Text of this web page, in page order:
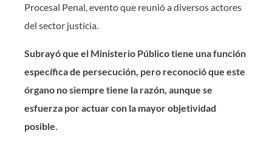
Procesal Penal, evento que reunió a diversos actores
del sector justicia.
Subrayó que el Ministerio Público tiene una función
específica de persecución, pero reconoció que este
órgano no siempre tiene la razón, aunque se
esfuerza por actuar con la mayor objetividad
posible.